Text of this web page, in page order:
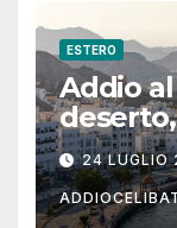
ESTERO
Addio
tra
24